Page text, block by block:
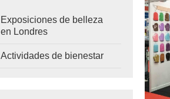
Exposiciones de belleza
en Londres
Actividades de bienestar